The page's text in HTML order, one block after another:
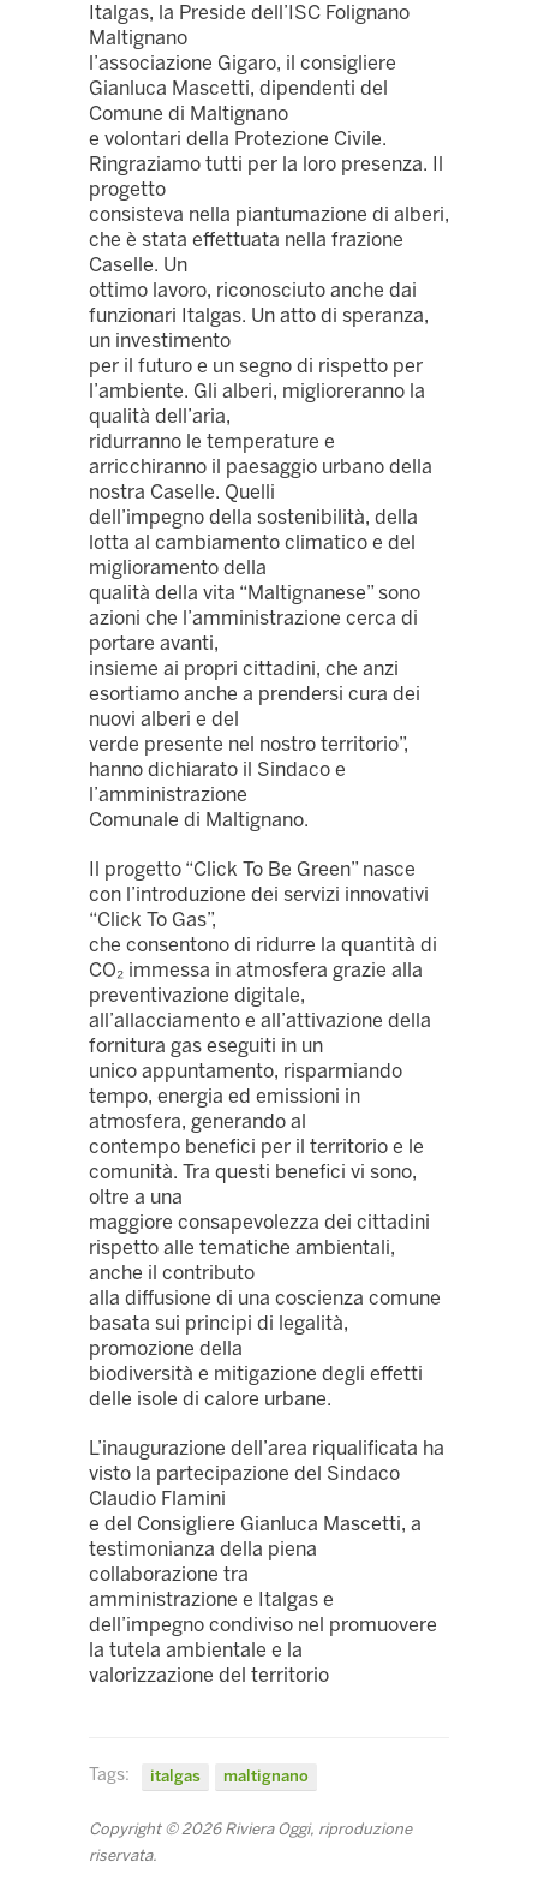
Italgas, la Preside dell’ISC Folignano
Maltignano
l’associazione Gigaro, il consigliere
Gianluca Mascetti, dipendenti del
Comune di Maltignano
e volontari della Protezione Civile.
Ringraziamo tutti per la loro presenza. Il
progetto
consisteva nella piantumazione di alberi,
che è stata effettuata nella frazione
Caselle. Un
ottimo lavoro, riconosciuto anche dai
funzionari Italgas. Un atto di speranza,
un investimento
per il futuro e un segno di rispetto per
l’ambiente. Gli alberi, miglioreranno la
qualità dell’aria,
ridurranno le temperature e
arricchiranno il paesaggio urbano della
nostra Caselle. Quelli
dell’impegno della sostenibilità, della
lotta al cambiamento climatico e del
miglioramento della
qualità della vita “Maltignanese” sono
azioni che l’amministrazione cerca di
portare avanti,
insieme ai propri cittadini, che anzi
esortiamo anche a prendersi cura dei
nuovi alberi e del
verde presente nel nostro territorio”,
hanno dichiarato il Sindaco e
l’amministrazione
Comunale di Maltignano.
Il progetto “Click To Be Green” nasce
con l’introduzione dei servizi innovativi
“Click To Gas”,
che consentono di ridurre la quantità di
CO₂ immessa in atmosfera grazie alla
preventivazione digitale,
all’allacciamento e all’attivazione della
fornitura gas eseguiti in un
unico appuntamento, risparmiando
tempo, energia ed emissioni in
atmosfera, generando al
contempo benefici per il territorio e le
comunità. Tra questi benefici vi sono,
oltre a una
maggiore consapevolezza dei cittadini
rispetto alle tematiche ambientali,
anche il contributo
alla diffusione di una coscienza comune
basata sui principi di legalità,
promozione della
biodiversità e mitigazione degli effetti
delle isole di calore urbane.
L’inaugurazione dell’area riqualificata ha
visto la partecipazione del Sindaco
Claudio Flamini
e del Consigliere Gianluca Mascetti, a
testimonianza della piena
collaborazione tra
amministrazione e Italgas e
dell’impegno condiviso nel promuovere
la tutela ambientale e la
valorizzazione del territorio
Tags: italgas maltignano
Copyright © 2026 Riviera Oggi, riproduzione
riservata.